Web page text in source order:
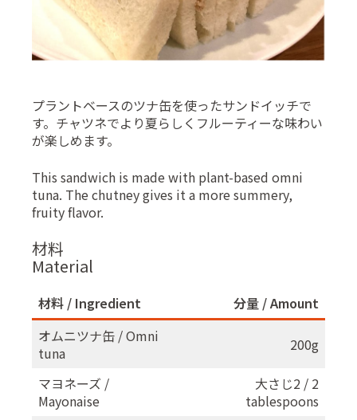
プラントベースのツナ缶を使ったサンドイッチで
す。チャツネでより夏らしくフルーティーな味わい
が楽しめます。
This sandwich is made with plant-based omni
tuna. The chutney gives it a more summery,
fruity flavor.
材料
Material
材料 / Ingredient
分量 / Amount
オムニツナ缶 / Omni
tuna
200g
マヨネーズ /
Mayonaise
大さじ2 / 2
tablespoons